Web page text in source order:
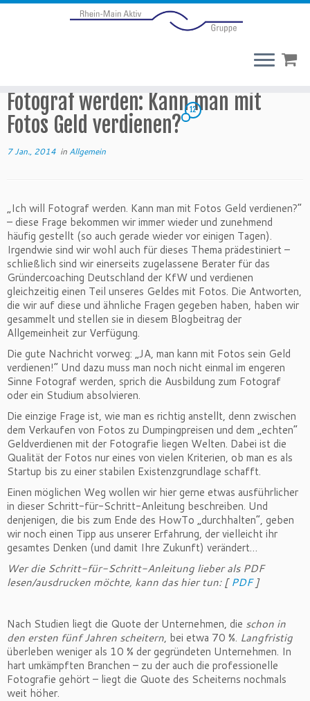
Fotograf werden: Kann man mit
Fotos Geld verdienen?
12
7 Jan., 2014 in Allgemein
„Ich will Fotograf werden. Kann man mit Fotos Geld verdienen?“
– diese Frage bekommen wir immer wieder und zunehmend
häufig gestellt (so auch gerade wieder vor einigen Tagen).
Irgendwie sind wir wohl auch für dieses Thema prädestiniert –
schließlich sind wir einerseits zugelassene Berater für das
Gründercoaching Deutschland der KfW und verdienen
gleichzeitig einen Teil unseres Geldes mit Fotos. Die Antworten,
die wir auf diese und ähnliche Fragen gegeben haben, haben wir
gesammelt und stellen sie in diesem Blogbeitrag der
Allgemeinheit zur Verfügung.
Die gute Nachricht vorweg: „JA, man kann mit Fotos sein Geld
verdienen!“ Und dazu muss man noch nicht einmal im engeren
Sinne Fotograf werden, sprich die Ausbildung zum Fotograf
oder ein Studium absolvieren.
Die einzige Frage ist, wie man es richtig anstellt, denn zwischen
dem Verkaufen von Fotos zu Dumpingpreisen und dem „echten“
Geldverdienen mit der Fotografie liegen Welten. Dabei ist die
Qualität der Fotos nur eines von vielen Kriterien, ob man es als
Startup bis zu einer stabilen Existenzgrundlage schafft.
Einen möglichen Weg wollen wir hier gerne etwas ausführlicher
in dieser Schritt-für-Schritt-Anleitung beschreiben. Und
denjenigen, die bis zum Ende des HowTo „durchhalten“, geben
wir noch einen Tipp aus unserer Erfahrung, der vielleicht ihr
gesamtes Denken (und damit Ihre Zukunft) verändert…
Wer die Schritt-für-Schritt-Anleitung lieber als PDF
lesen/ausdrucken möchte, kann das hier tun: [PDF]
Nach Studien liegt die Quote der Unternehmen, die schon in
den ersten fünf Jahren scheitern, bei etwa 70 %. Langfristig
überleben weniger als 10 % der gegründeten Unternehmen. In
hart umkämpften Branchen – zu der auch die professionelle
Fotografie gehört – liegt die Quote des Scheiterns nochmals
weit höher.